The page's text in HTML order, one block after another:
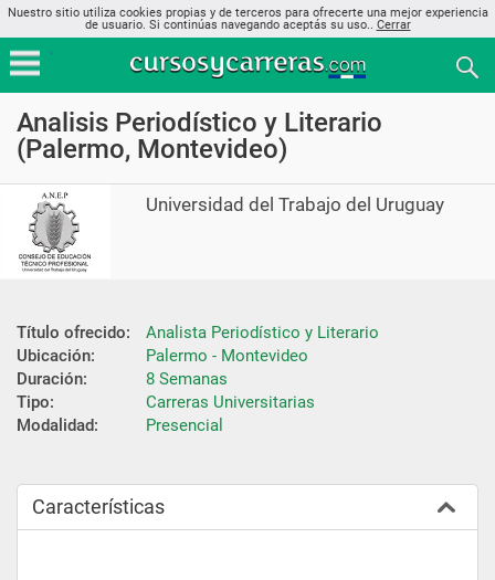
Nuestro sitio utiliza cookies propias y de terceros para ofrecerte una mejor experiencia
de usuario. Si continúas navegando aceptás su uso.. Cerrar
Analisis Periodístico y Literario
(Palermo, Montevideo)
Universidad del Trabajo del Uruguay
Título ofrecido:
Analista Periodístico y Literario
Ubicación:
Palermo - Montevideo
Duración:
8 Semanas
Tipo:
Carreras Universitarias
Modalidad:
Presencial
Características